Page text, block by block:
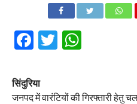
Facebook
Twitter
सिंदुरिया
जनपद में वारंटियों की गिरफ्तारी हेतु